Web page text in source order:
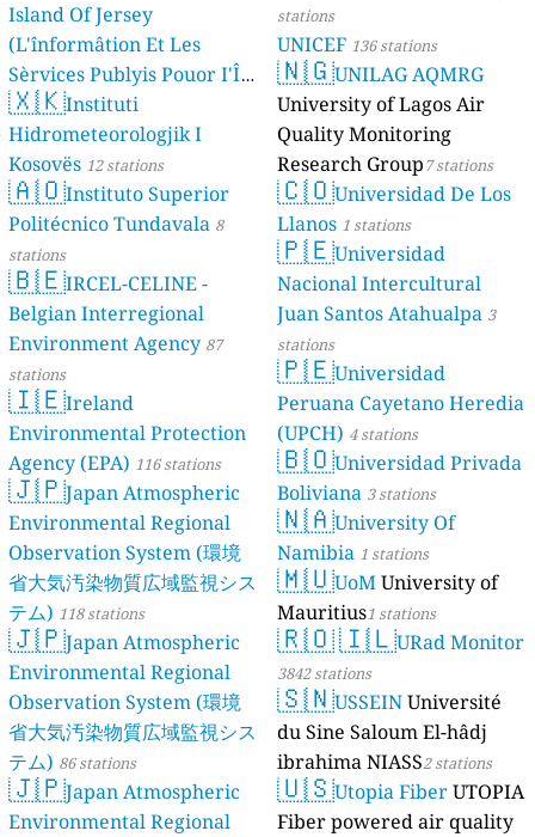
Island Of Jersey
(L'înformâtion Et Les
Sèrvices Publyis Pouor I'Île
Dé Jèrri) 2 stations
🇽🇰Instituti
Hidrometeorologjik I
Kosovës 12 stations
🇦🇴Instituto Superior
Politécnico Tundavala 8
stations
🇧🇪IRCEL-CELINE -
Belgian Interregional
Environment Agency 87
stations
🇮🇪Ireland
Environmental Protection
Agency (EPA) 116 stations
🇯🇵Japan Atmospheric
Environmental Regional
Observation System (環境
省大気汚染物質広域監視シス
テム) 118 stations
🇯🇵Japan Atmospheric
Environmental Regional
Observation System (環境
省大気汚染物質広域監視シス
テム) 86 stations
🇯🇵Japan Atmospheric
Environmental Regional
stations
UNICEF 136 stations
🇳🇬UNILAG AQMRG
University of Lagos Air
Quality Monitoring
Research Group7 stations
🇨🇴Universidad De Los
Llanos 1 stations
🇵🇪Universidad
Nacional Intercultural
Juan Santos Atahualpa 3
stations
🇵🇪Universidad
Peruana Cayetano Heredia
(UPCH) 4 stations
🇧🇴Universidad Privada
Boliviana 3 stations
🇳🇦University Of
Namibia 1 stations
🇲🇺UoMUniversity of
Mauritius1 stations
🇷🇴🇮🇱URad Monitor
3842 stations
🇸🇳USSEINUniversité
du Sine Saloum El-hâdj
ibrahima NIASS2 stations
🇺🇸Utopia FiberUTOPIA
Fiber powered air quality